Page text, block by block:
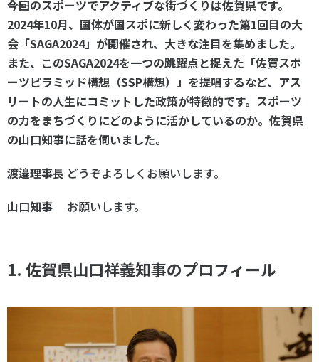
――今回のスポーツでアクティブな街づくりは佐賀県です。
2024年10月、国体が国スポに新しく変わった第1回目の大
会「SAGA2024」が開催され、大きな注目を集めました。
また、このSAGA2024を一つの跳躍点と捉えた「佐賀スポ
ーツピラミッド構想（SSP構想）」を提唱するなど、アス
リートの人生にコミットした政策が特徴的です。スポーツ
の力をまちづくりにどのように活かしているのか。佐賀県
の山口知事に話を伺いました。
渡邉理事長 どうぞよろしくお願いします。
山口知事 お願いします。
1. 佐賀県山口祥義知事のプロフィール